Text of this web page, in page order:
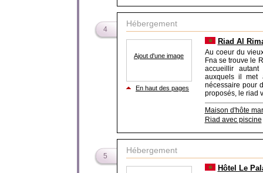
4
Hébergement
Ajout d'une image
En haut des pages
Riad Al
Au coeur du
Fna se trouve le
accueillir
auxquels il met
nécessaire pour
proposés, le riad
Maison d'hôte
Riad avec piscine
5
Hébergement
Hôtel Le